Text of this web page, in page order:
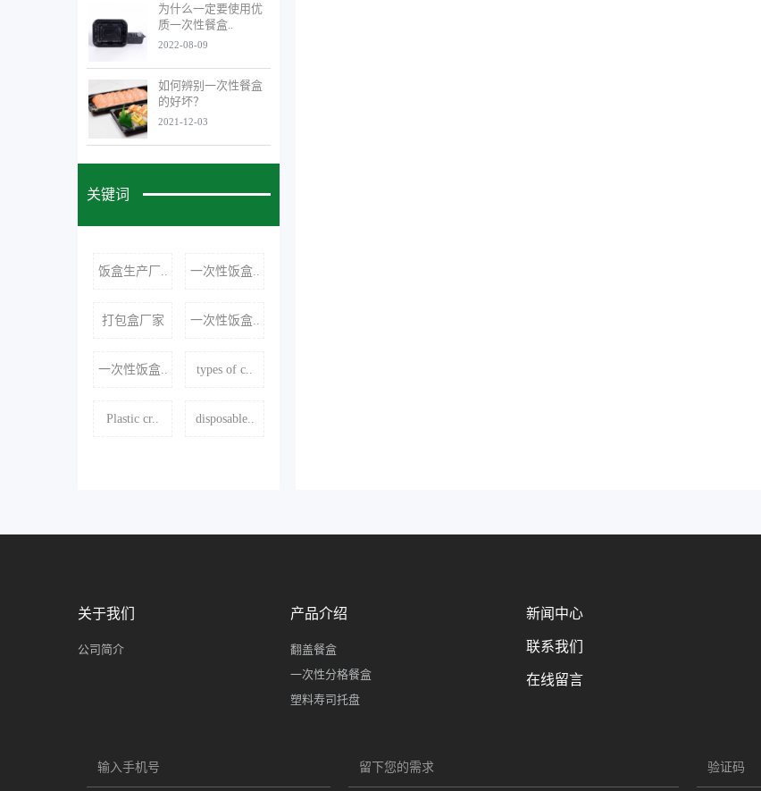
为什么一定要使用优
质一次性餐盒..
2022-08-09
如何辨别一次性餐盒
的好坏？
2021-12-03
关键词
饭盒生产厂.. 一次性饭盒..
打包盒厂家 一次性饭盒..
一次性饭盒.. types of c..
Plastic cr.. disposable..
关于我们
公司简介
产品介绍
翻盖餐盒
一次性分格餐盒
塑料寿司托盘
新闻中心
联系我们
在线留言